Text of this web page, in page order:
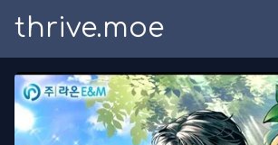
thrive.moe